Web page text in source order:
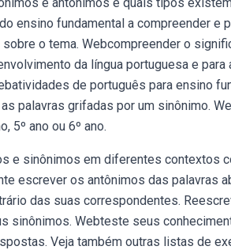
ensino fundamental a compreender e
o tema. Webcompreender o
da língua portuguesa e
de português para ensino
palavras grifadas por um sinônimo.
5º ano ou 6º ano.
e sinônimos em diferentes contextos
escrever os antônimos das palavras
das suas correspondentes.
sinônimos. Webteste seus
Veja também outras listas de